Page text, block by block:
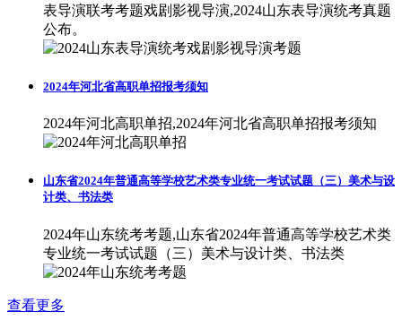
表导演联考考题戏剧影视导演,2024山东表导演统考真题
公布。
2024年河北省高职单招报考须知
2024年河北高职单招,2024年河北省高职单招报考须知
山东省2024年普通高等学校艺术类专业统一考试试题（三）美术与设
计类、书法类
2024年山东统考考题,山东省2024年普通高等学校艺术类
专业统一考试试题（三）美术与设计类、书法类
查看更多